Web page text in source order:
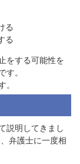
る
る
をする可能性を
す。
。
説明してきまし
弁護士に一度相